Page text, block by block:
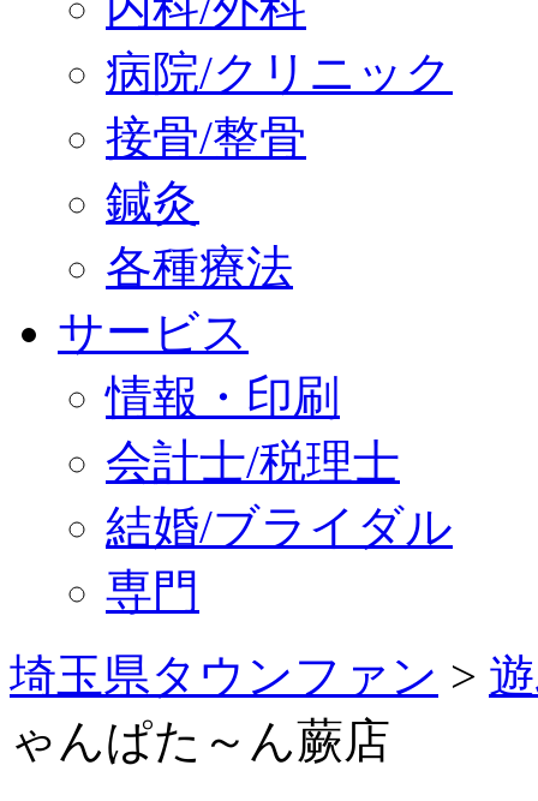
病院/クリニック
接骨/整骨
鍼灸
各種療法
サービス
情報・印刷
会計士/税理士
結婚/ブライダル
専門
埼玉県タウンファン >
ゃんぱた～ん蕨店